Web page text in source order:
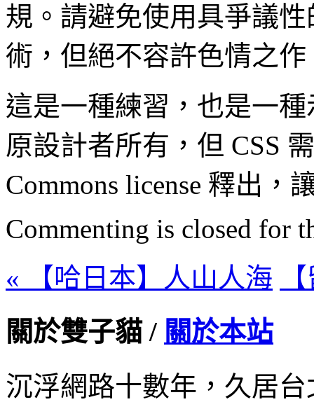
規。請避免使用具爭議
術，但絕不容許色情之作
這是一種練習，也是一
原設計者所有，但 CSS
Commons license 釋出
Commenting is closed for
« 【哈日本】人山人海
關於雙子貓 / 關於本站
沉浮網路十數年，久居